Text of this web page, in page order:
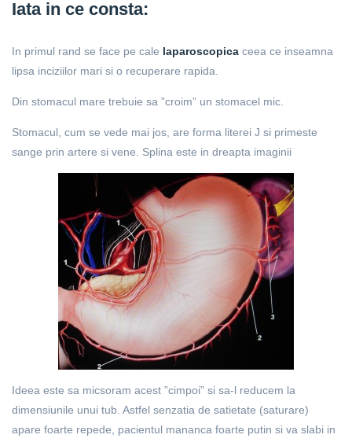
Iata in ce consta:
In primul rand se face pe cale laparoscopica ceea ce inseamna
lipsa inciziilor mari si o recuperare rapida.
Din stomacul mare trebuie sa ”croim” un stomacel mic.
Stomacul, cum se vede mai jos, are forma literei J si primeste
sange prin artere si vene. Splina este in dreapta imaginii
Ideea este sa micsoram acest ”cimpoi” si sa-l reducem la
dimensiunile unui tub. Astfel senzatia de satietate (saturare)
apare foarte repede, pacientul mananca foarte putin si va slabi in